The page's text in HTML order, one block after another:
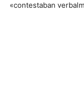
«contestaban